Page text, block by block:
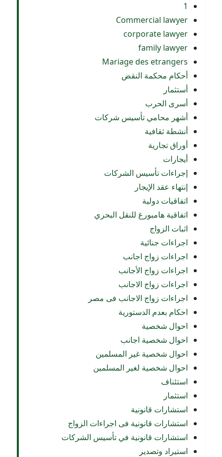
1
Commercial lawyer
corporate lawyer
family lawyer
Mariage des etrangers
أحكام محكمة النقض
أستثمار
أسرى الحرب
أشهر محامي تأسيس شركات
أنشطة ثقافية
أوراق تجارية
أيجارات
إجراءات تأسيس الشركات
إنتهاء عقد الإيجار
اتفاقيات دولية
اتفاقية هامبورغ للنقل البحري
اثبات الزواج
اجراءات جنائية
اجراءات زواج اجانب
اجراءات زواج الأجانب
اجراءات زواج الاجانب
اجراءات زواج الاجانب فى مصر
احكام بعدم الدستورية
احوال شخصية
احوال شخصية اجانب
احوال شخصية غير المسلمين
احوال شخصية لغير المسلمين
استئناف
استثمار
استشارات قانونية
استشارات قانونية فى اجراءات الزواج
استشارات قانونية في تأسيس الشركات
استيراد وتصدير